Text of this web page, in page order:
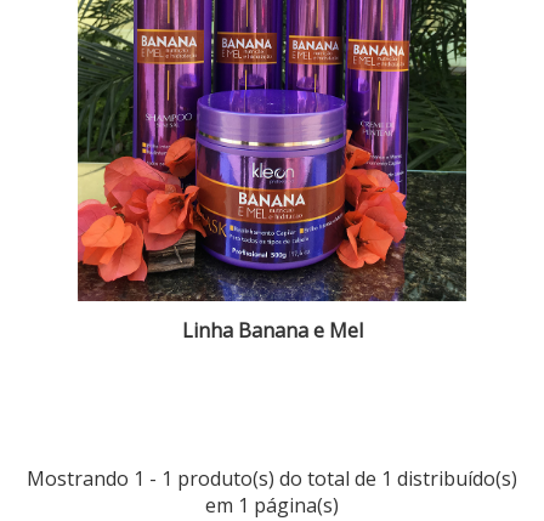
Linha Banana e Mel
Mostrando 1 - 1 produto(s) do total de 1 distribuído(s)
em 1 página(s)